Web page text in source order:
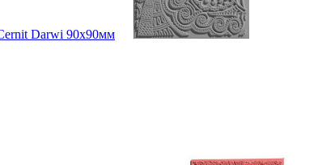
Darwi 90х90мм